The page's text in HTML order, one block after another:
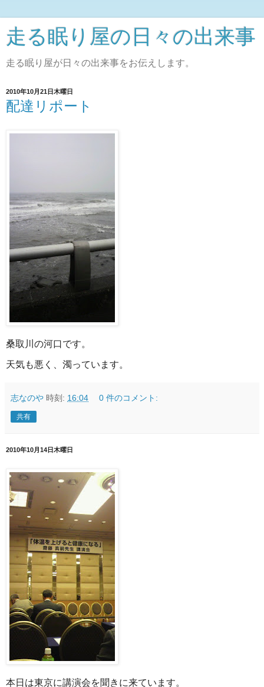
走る眠り屋の日々の出来事
走る眠り屋が日々の出来事をお伝えします。
2010年10月21日木曜日
配達リポート
桑取川の河口です。
天気も悪く、濁っています。
志なのや 時刻: 16:04 0 件のコメント:
共有
2010年10月14日木曜日
本日は東京に講演会を聞きに来ています。